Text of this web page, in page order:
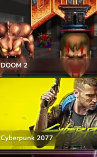
DOOM 2
Cyberpunk 2077